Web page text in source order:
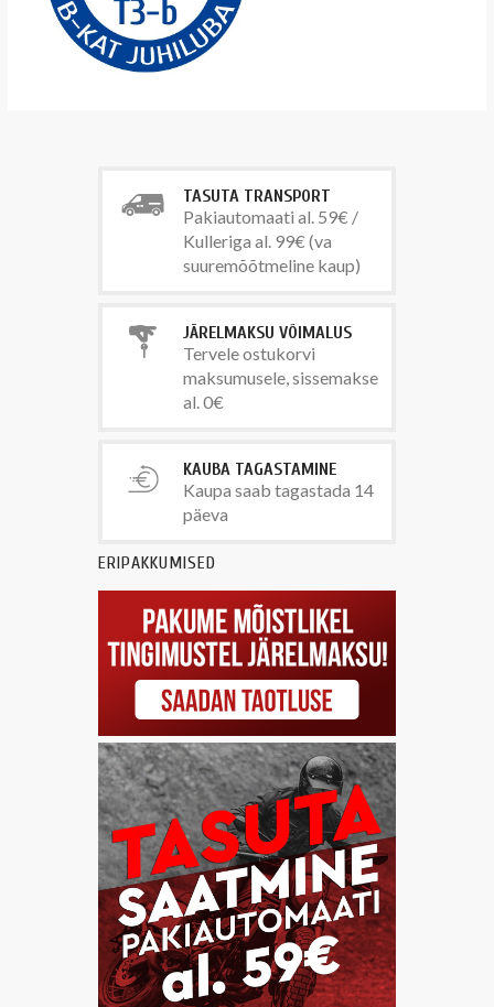
TASUTA TRANSPORT
Pakiautomaati al. 59€ /
Kulleriga al. 99€ (va
suuremõõtmeline kaup)
JÄRELMAKSU VÕIMALUS
Tervele ostukorvi
maksumusele, sissemakse
al. 0€
KAUBA TAGASTAMINE
Kaupa saab tagastada 14
päeva
ERIPAKKUMISED